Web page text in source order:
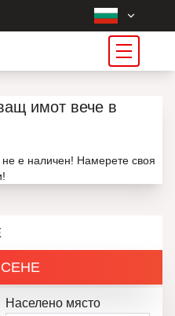
имот вече в
е наличен! Намерете своя
Населено място